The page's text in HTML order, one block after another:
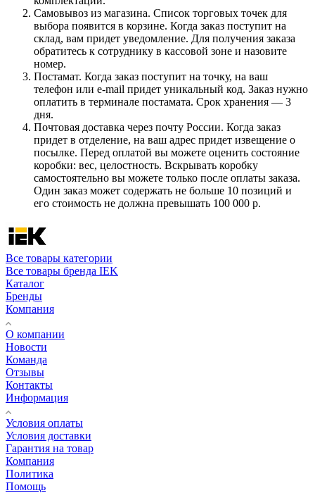
Самовывоз из магазина. Список торговых точек для
выбора появится в корзине. Когда заказ поступит на
склад, вам придет уведомление. Для получения заказа
обратитесь к сотруднику в кассовой зоне и назовите
номер.
Постамат. Когда заказ поступит на точку, на ваш
телефон или e-mail придет уникальный код. Заказ нужно
оплатить в терминале постамата. Срок хранения — 3
дня.
Почтовая доставка через почту России. Когда заказ
придет в отделение, на ваш адрес придет извещение о
посылке. Перед оплатой вы можете оценить состояние
коробки: вес, целостность. Вскрывать коробку
самостоятельно вы можете только после оплаты заказа.
Один заказ может содержать не больше 10 позиций и
его стоимость не должна превышать 100 000 р.
Все товары категории
Все товары бренда IEK
Каталог
Бренды
Компания
О компании
Новости
Команда
Отзывы
Контакты
Информация
Условия оплаты
Условия доставки
Гарантия на товар
Компания
Политика
Помощь